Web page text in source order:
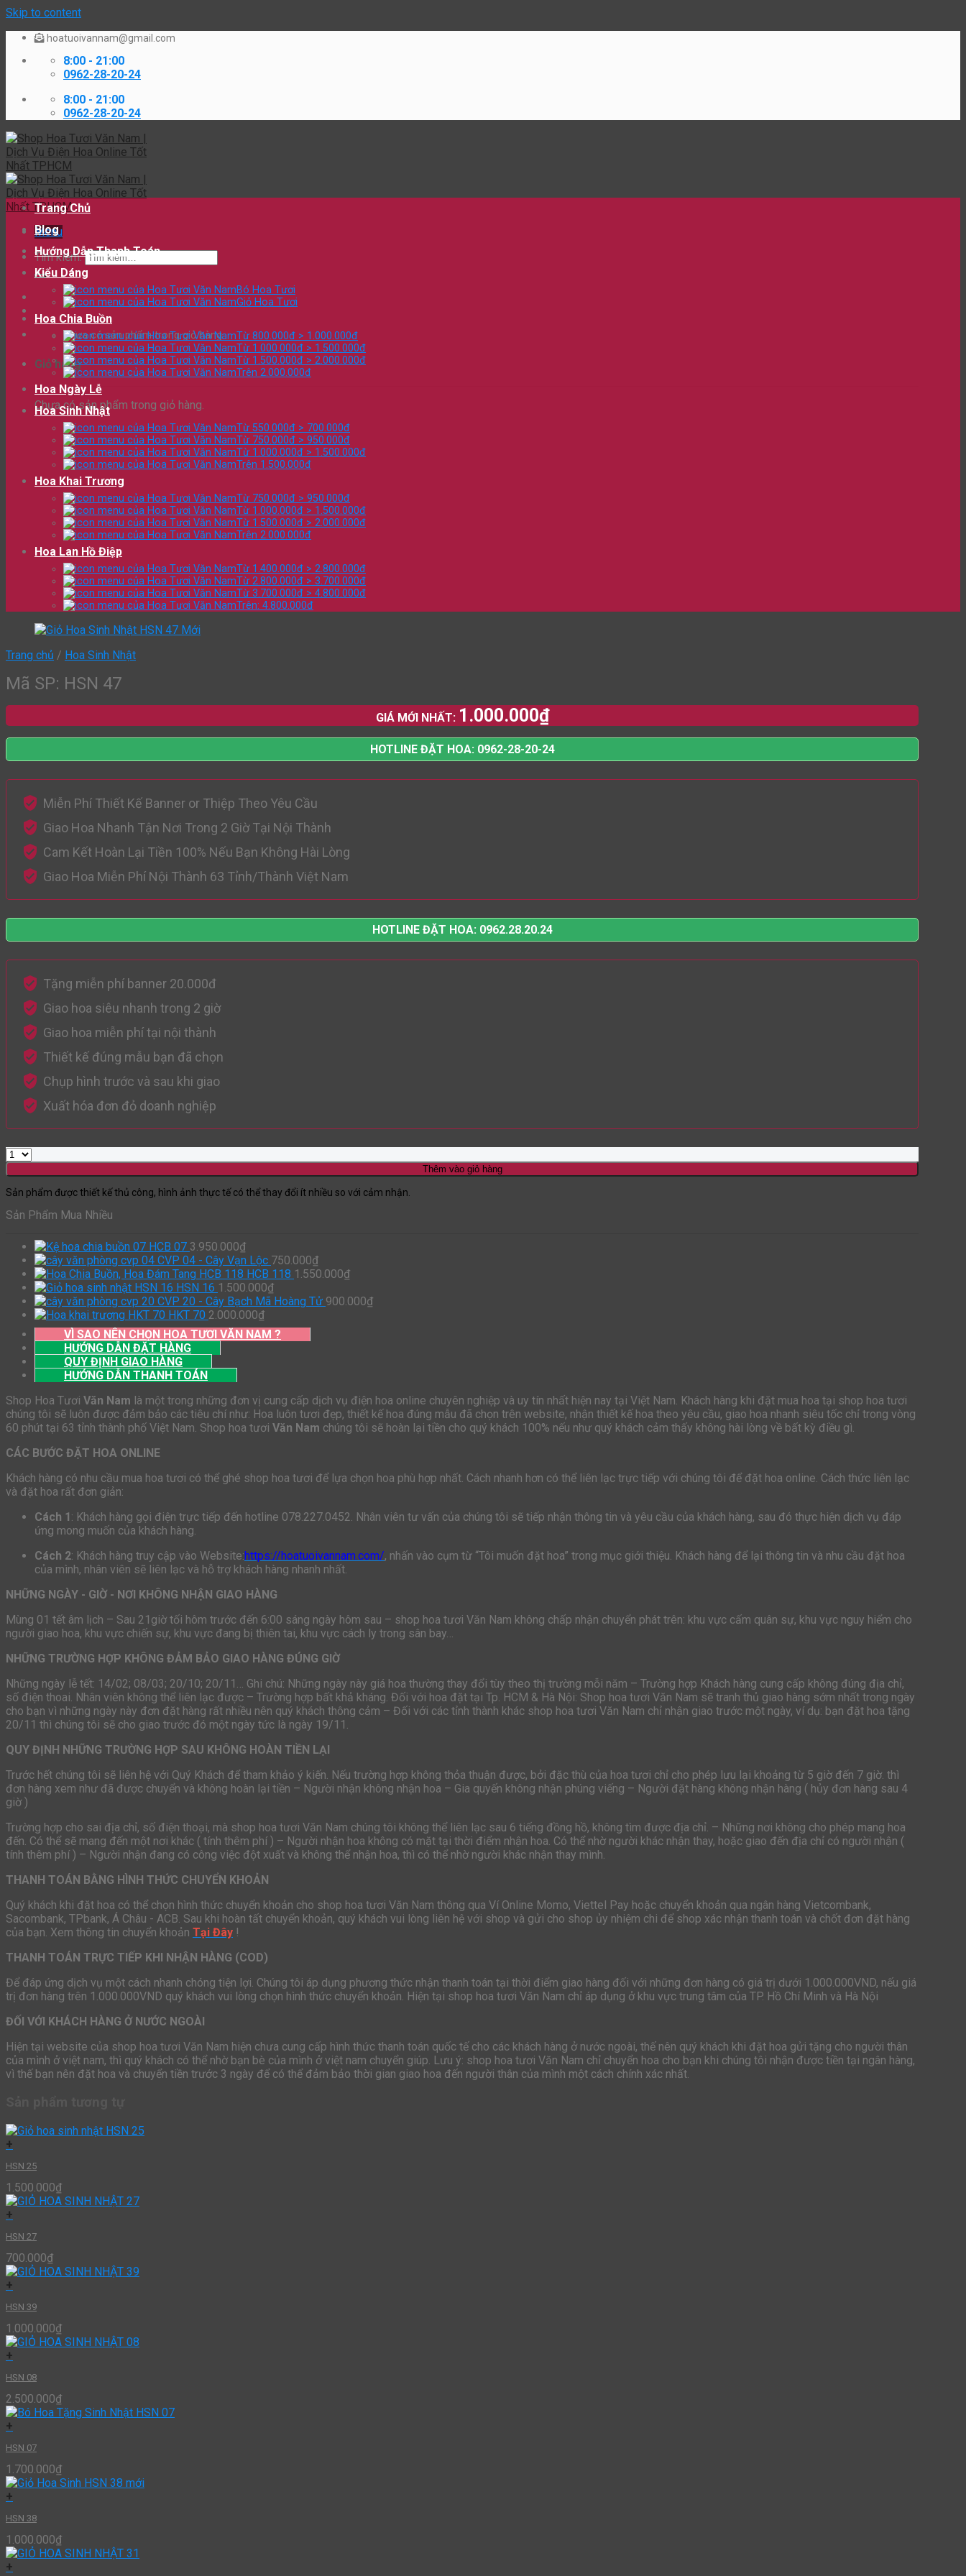
Skip to content
hoatuoivannam@gmail.com
8:00 - 21:00
0962-28-20-24
8:00 - 21:00
0962-28-20-24
Menu
Tìm kiếm:
Chưa có sản phẩm trong giỏ hàng.
Giỏ hàng
Chưa có sản phẩm trong giỏ hàng.
Trang Chủ
Blog
Hướng Dẫn Thanh Toán
Kiểu Dáng
Bó Hoa Tươi
Giỏ Hoa Tươi
Hoa Chia Buồn
Từ 800.000đ > 1.000.000đ
Từ 1.000.000đ > 1.500.000đ
Từ 1.500.000đ > 2.000.000đ
Trên 2.000.000đ
Hoa Ngày Lễ
Hoa Sinh Nhật
Từ 550.000đ > 700.000đ
Từ 750.000đ > 950.000đ
Từ 1.000.000đ > 1.500.000đ
Trên 1.500.000đ
Hoa Khai Trương
Từ 750.000đ > 950.000đ
Từ 1.000.000đ > 1.500.000đ
Từ 1.500.000đ > 2.000.000đ
Trên 2.000.000đ
Hoa Lan Hồ Điệp
Từ 1.400.000đ > 2.800.000đ
Từ 2.800.000đ > 3.700.000đ
Từ 3.700.000đ > 4.800.000đ
Trên: 4.800.000đ
Trang chủ / Hoa Sinh Nhật
Mã SP: HSN 47
GIÁ MỚI NHẤT: 1.000.000₫
HOTLINE ĐẶT HOA: 0962-28-20-24
Miễn Phí Thiết Kế Banner or Thiệp Theo Yêu Cầu
Giao Hoa Nhanh Tận Nơi Trong 2 Giờ Tại Nội Thành
Cam Kết Hoàn Lại Tiền 100% Nếu Bạn Không Hài Lòng
Giao Hoa Miễn Phí Nội Thành 63 Tỉnh/Thành Việt Nam
HOTLINE ĐẶT HOA: 0962.28.20.24
Tặng miễn phí banner 20.000đ
Giao hoa siêu nhanh trong 2 giờ
Giao hoa miễn phí tại nội thành
Thiết kế đúng mẫu bạn đã chọn
Chụp hình trước và sau khi giao
Xuất hóa đơn đỏ doanh nghiệp
Thêm vào giỏ hàng
Sản phẩm được thiết kế thủ công, hình ảnh thực tế có thể thay đổi ít nhiều so với cảm nhận.
Sản Phẩm Mua Nhiều
HCB 07 3.950.000₫
CVP 04 - Cây Vạn Lộc 750.000₫
HCB 118 1.550.000₫
HSN 16 1.500.000₫
CVP 20 - Cây Bạch Mã Hoàng Tử 900.000₫
HKT 70 2.000.000₫
VÌ SAO NÊN CHỌN HOA TƯƠI VĂN NAM ?
HƯỚNG DẪN ĐẶT HÀNG
QUY ĐỊNH GIAO HÀNG
HƯỚNG DẪN THANH TOÁN
Shop Hoa Tươi Văn Nam là một trong những đơn vị cung cấp dịch vụ điện hoa online chuyên nghiệp và uy tín nhất hiện nay tại Việt Nam. Khách hàng khi đặt mua hoa tại shop hoa tươi
chúng tôi sẽ luôn được đảm bảo các tiêu chí như: Hoa luôn tươi đẹp, thiết kế hoa đúng mẫu đã chọn trên website, nhận thiết kế hoa theo yêu cầu, giao hoa nhanh siêu tốc chỉ trong vòng
60 phút tại 63 tỉnh thành phố Việt Nam. Shop hoa tươi Văn Nam chúng tôi sẽ hoàn lại tiền cho quý khách 100% nếu như quý khách cảm thấy không hài lòng về bất kỳ điều gì.
CÁC BƯỚC ĐẶT HOA ONLINE
Khách hàng có nhu cầu mua hoa tươi có thể ghé shop hoa tươi để lựa chọn hoa phù hợp nhất. Cách nhanh hơn có thể liên lạc trực tiếp với chúng tôi để đặt hoa online. Cách thức liên lạc
và đặt hoa rất đơn giản:
Cách 1 : Khách hàng gọi điện trực tiếp đến hotline 078.227.0452. Nhân viên tư vấn của chúng tôi sẽ tiếp nhận thông tin và yêu cầu của khách hàng, sau đó thực hiện dịch vụ đáp
ứng mong muốn của khách hàng.
Cách 2: Khách hàng truy cập vào Website:https://hoatuoivannam.com/, nhấn vào cụm từ “Tôi muốn đặt hoa” trong mục giới thiệu. Khách hàng để lại thông tin và nhu cầu đặt hoa
của mình, nhân viên sẽ liên lạc và hỗ trợ khách hàng nhanh nhất.
NHỮNG NGÀY - GIỜ - NƠI KHÔNG NHẬN GIAO HÀNG
Mùng 01 tết âm lịch – Sau 21giờ tối hôm trước đến 6:00 sáng ngày hôm sau – shop hoa tươi Văn Nam không chấp nhận chuyển phát trên: khu vực cấm quân sự, khu vực nguy hiểm cho
người giao hoa, khu vực chiến sự, khu vực đang bị thiên tai, khu vực cách ly trong sân bay…
NHỮNG TRƯỜNG HỢP KHÔNG ĐẢM BẢO GIAO HÀNG ĐÚNG GIỜ
Những ngày lễ tết: 14/02; 08/03; 20/10; 20/11… Ghi chú: Những ngày này giá hoa thường thay đổi tùy theo thị trường mỗi năm – Trường hợp Khách hàng cung cấp không đúng địa chỉ,
số điện thoai. Nhân viên không thể liên lạc được – Trường hợp bất khả kháng. Đối với hoa đặt tại Tp. HCM & Hà Nội: Shop hoa tươi Văn Nam sẽ tranh thủ giao hàng sớm nhất trong ngày
cho bạn vì những ngày này đơn đặt hàng rất nhiều nên quý khách thông cảm – Đối với các tỉnh thành khác shop hoa tươi Văn Nam chỉ nhận giao trước một ngày, ví dụ: bạn đặt hoa tặng
20/11 thì chúng tôi sẽ cho giao trước đó một ngày tức là ngày 19/11.
QUY ĐỊNH NHỮNG TRƯỜNG HỢP SAU KHÔNG HOÀN TIỀN LẠI
Trước hết chúng tôi sẽ liên hệ với Quý Khách để tham khảo ý kiến. Nếu trường hợp không thỏa thuận được, bởi đặc thù của hoa tươi chỉ cho phép lưu lại khoảng từ 5 giờ đến 7 giờ. thì
đơn hàng xem như đã được chuyển và không hoàn lại tiền – Người nhận không nhận hoa – Gia quyến không nhận phúng viếng – Người đặt hàng không nhận hàng ( hủy đơn hàng sau 4
giờ )
Trường hợp cho sai địa chỉ, số điện thoại, mà shop hoa tươi Văn Nam chúng tôi không thể liên lạc sau 6 tiếng đồng hồ, không tìm được địa chỉ. – Những nơi không cho phép mang hoa
đến. Có thể sẽ mang đến một nơi khác ( tính thêm phí ) – Người nhận hoa không có mặt tại thời điểm nhận hoa. Có thể nhờ người khác nhận thay, hoặc giao đến địa chỉ có người nhận (
tính thêm phí ) – Người nhận đang có công việc đột xuất và không thể nhận hoa, thì có thể nhờ người khác nhận thay mình.
THANH TOÁN BẰNG HÌNH THỨC CHUYỂN KHOẢN
Quý khách khi đặt hoa có thể chọn hình thức chuyển khoản cho shop hoa tươi Văn Nam thông qua Ví Online Momo, Viettel Pay hoặc chuyển khoản qua ngân hàng Vietcombank,
Sacombank, TPbank, Á Châu - ACB. Sau khi hoàn tất chuyển khoản, quý khách vui lòng liên hệ với shop và gửi cho shop ủy nhiệm chi để shop xác nhận thanh toán và chốt đơn đặt hàng
của bạn. Xem thông tin chuyển khoản Tại Đây !
THANH TOÁN TRỰC TIẾP KHI NHẬN HÀNG (COD)
Để đáp ứng dịch vụ một cách nhanh chóng tiện lợi. Chúng tôi áp dụng phương thức nhận thanh toán tại thời điểm giao hàng đối với những đơn hàng có giá trị dưới 1.000.000VND, nếu giá
trị đơn hàng trên 1.000.000VND quý khách vui lòng chọn hình thức chuyển khoản. Hiện tại shop hoa tươi Văn Nam chỉ áp dụng ở khu vực trung tâm của TP. Hồ Chí Minh và Hà Nội
ĐỐI VỚI KHÁCH HÀNG Ở NƯỚC NGOÀI
Hiện tại website của shop hoa tươi Văn Nam hiện chưa cung cấp hình thức thanh toán quốc tế cho các khách hàng ở nước ngoài, thế nên quý khách khi đặt hoa gửi tặng cho người thân
của mình ở việt nam, thì quý khách có thể nhờ bạn bè của mình ở việt nam chuyển giúp. Lưu ý: shop hoa tươi Văn Nam chỉ chuyển hoa cho bạn khi chúng tôi nhận được tiền tại ngân hàng,
vì thế bạn nên đặt hoa và chuyển tiền trước 3 ngày để có thể đảm bảo thời gian giao hoa đến người thân của mình một cách chính xác nhất.
+
HSN 25
1.500.000₫
+
HSN 27
700.000₫
+
HSN 39
1.000.000₫
+
HSN 08
2.500.000₫
+
HSN 07
1.700.000₫
+
HSN 38
1.000.000₫
+